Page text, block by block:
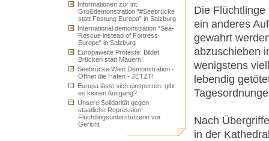
Informationen zur int.
Großdemonstration “#Seebrücke
statt Festung Europa” in Salzburg
International demonstration “Sea-
Rescue instead of Fortress
Europe” in Salzburg
Europaweite Proteste: Bildet
Brücken statt Mauern!
Seebrücke Wien Demonstration -
Öffnet die Häfen - JETZT!
Europa lässt sich einsperren: gibt
es keinen Ausgang?
Unsere Solidarität gegen
staatliche Repression!
Flüchtlingsunterstützerin vor
Gericht
Die
ein anderes
gewahrt
abzuschieben
wenigstens
lebendig
Nach
in der